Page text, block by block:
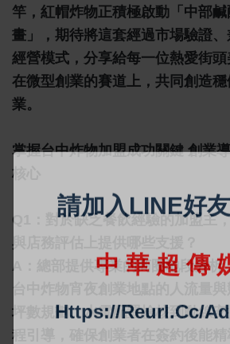
竿，紅帽炸物正積極啟動「中部
畫」，期待將這套經過市場驗證
經營模式，分享給每一位熱愛街頭
在微型創業的賽道上，共同創造
業。
掌握台中炸物加盟成功關鍵 創業
核心
Q1：對於缺乏餐飲經驗的加盟主
與店務評估上提供哪些支援？
A：
總部提供專業的商圈地段分
台中炸物宵夜創業地點的人流量
坪數規劃、水電配置檢核到動線
程引導，確保創業者在簽約後能